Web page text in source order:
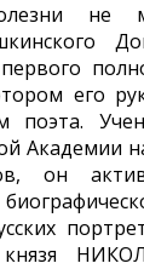
не
его
поэта.
Академии
он